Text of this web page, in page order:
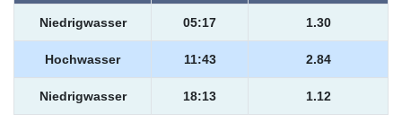
Niedrigwasser 05:17 1.30
Hochwasser 11:43 2.84
Niedrigwasser 18:13 1.12